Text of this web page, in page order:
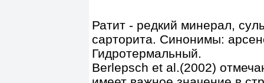
Ратит - редкий минерал,
сарторита. Синонимы:
Гидротермальный.
Berlepsch et al.(2002)